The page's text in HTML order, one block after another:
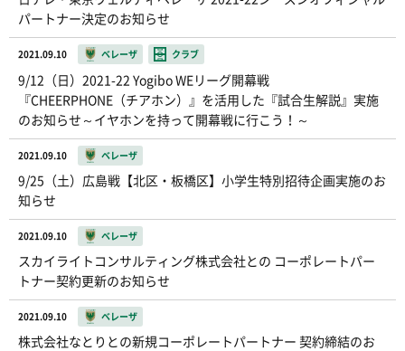
パートナー決定のお知らせ
2021.09.10 ベレーザ クラブ
9/12（日）2021-22 Yogibo WEリーグ開幕戦
『CHEERPHONE（チアホン）』を活用した『試合生解説』実施
のお知らせ～イヤホンを持って開幕戦に行こう！～
2021.09.10 ベレーザ
9/25（土）広島戦【北区・板橋区】小学生特別招待企画実施のお
知らせ
2021.09.10 ベレーザ
スカイライトコンサルティング株式会社との コーポレートパー
トナー契約更新のお知らせ
2021.09.10 ベレーザ
株式会社なとりとの新規コーポレートパートナー 契約締結のお